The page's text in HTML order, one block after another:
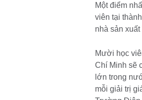
Một điểm
viên tại
nhà sản
Mười học
Chí Minh sẽ
lớn trong
mỗi giải trị